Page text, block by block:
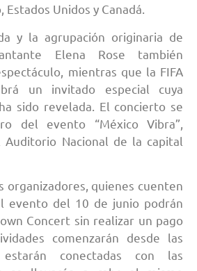
Unidos y Canadá.
y la agrupación originaria de
Elena Rose también
mientras que la FIFA
un invitado especial cuya
sido revelada. El concierto se
del evento “México Vibra”,
Nacional de la capital
organizadores, quienes cuenten
evento del 10 de junio podrán
Concert sin realizar un pago
comenzarán desde las
conectadas con las